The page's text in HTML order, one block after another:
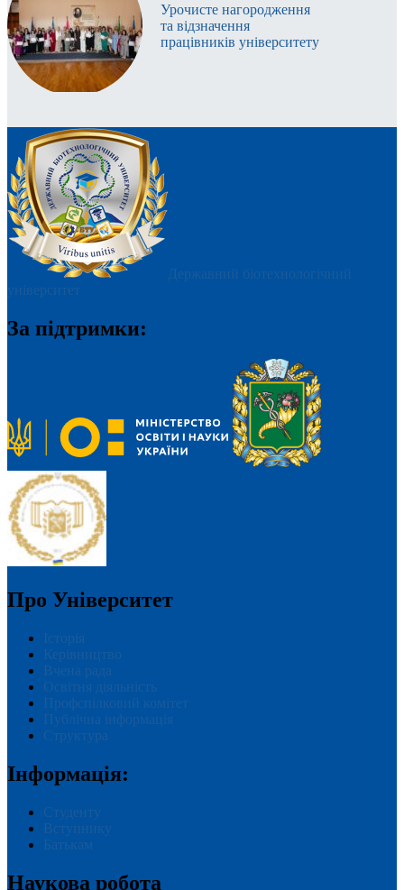
Урочисте нагородження
та відзначення
працівників університету
Державний біотехнологічний
університет
За підтримки:
Про Університет
Історія
Керівництво
Вчена рада
Освітня діяльність
Профспілковий комітет
Публічна інформація
Структура
Інформація:
Студенту
Вступнику
Батькам
Наукова робота